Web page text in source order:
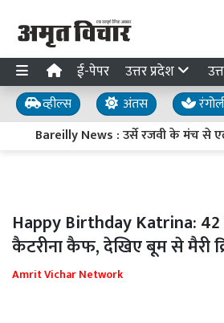
ई-पेपर उत्तर प्रदेश
व्हील्स अंतस
Bareilly News : उर्से रजवी के मंच से
Happy Birthday Katrina:
कैटरीना कैफ, देखिए बूम से मैरी
Amrit Vichar Network